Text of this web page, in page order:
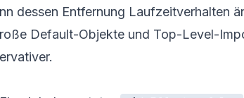
dessen Entfernung Laufzeitverhalten
Default-Objekte und Top-Level-